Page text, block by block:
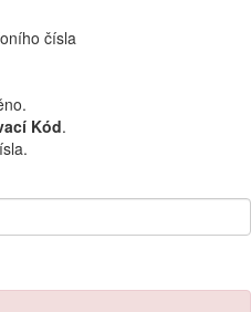
čísla
Kód.